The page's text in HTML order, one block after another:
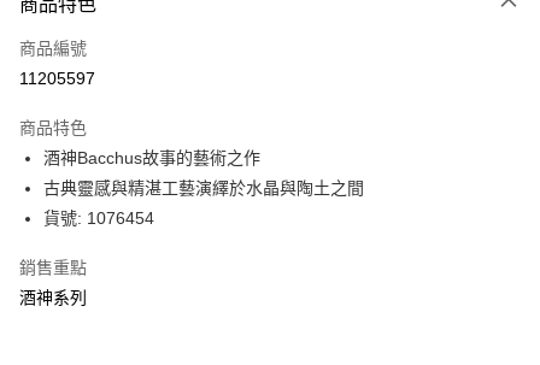
商品特色
商品編號
11205597
商品特色
酒神Bacchus故事的藝術之作
古典靈感與精湛工藝演繹於水晶與陶土之間
貨號: 1076454
銷售重點
酒神系列